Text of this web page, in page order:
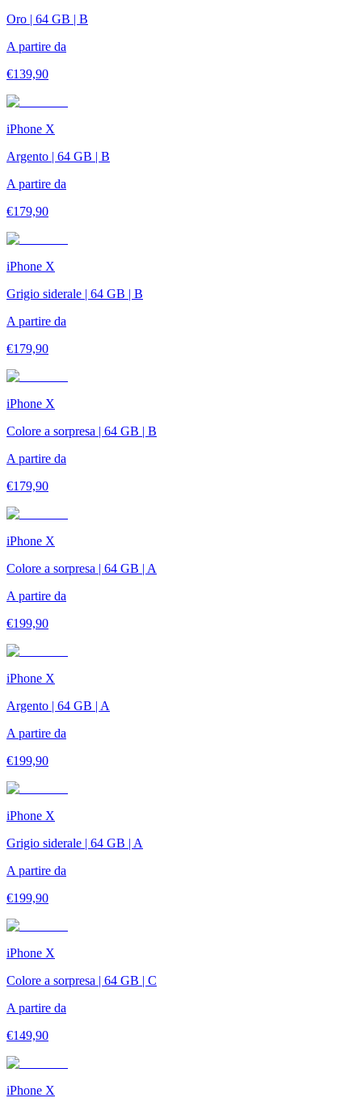
Oro | 64 GB | B
A partire da
€139,90
iPhone X
Argento | 64 GB | B
A partire da
€179,90
iPhone X
Grigio siderale | 64 GB | B
A partire da
€179,90
iPhone X
Colore a sorpresa | 64 GB | B
A partire da
€179,90
iPhone X
Colore a sorpresa | 64 GB | A
A partire da
€199,90
iPhone X
Argento | 64 GB | A
A partire da
€199,90
iPhone X
Grigio siderale | 64 GB | A
A partire da
€199,90
iPhone X
Colore a sorpresa | 64 GB | C
A partire da
€149,90
iPhone X